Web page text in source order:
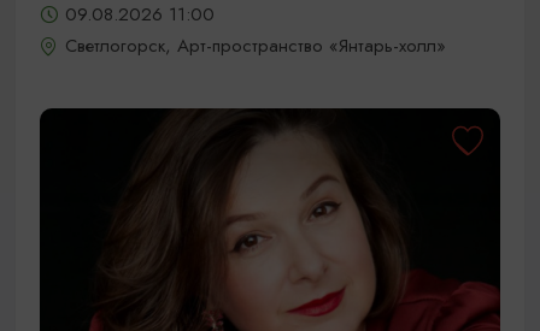
09.08.2026 11:00
Светлогорск, Арт-пространство «Янтарь-холл»